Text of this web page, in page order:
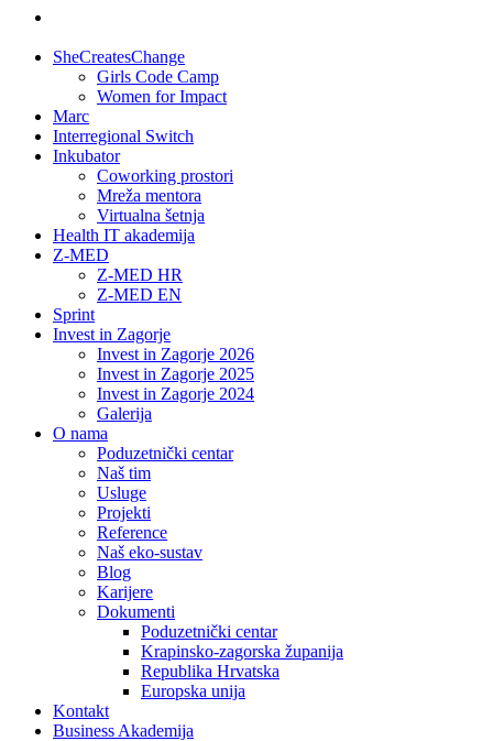
SheCreatesChange
Girls Code Camp
Women for Impact
Marc
Interregional Switch
Inkubator
Coworking prostori
Mreža mentora
Virtualna šetnja
Health IT akademija
Z-MED
Z-MED HR
Z-MED EN
Sprint
Invest in Zagorje
Invest in Zagorje 2026
Invest in Zagorje 2025
Invest in Zagorje 2024
Galerija
O nama
Poduzetnički centar
Naš tim
Usluge
Projekti
Reference
Naš eko-sustav
Blog
Karijere
Dokumenti
Poduzetnički centar
Krapinsko-zagorska županija
Republika Hrvatska
Europska unija
Kontakt
Business Akademija